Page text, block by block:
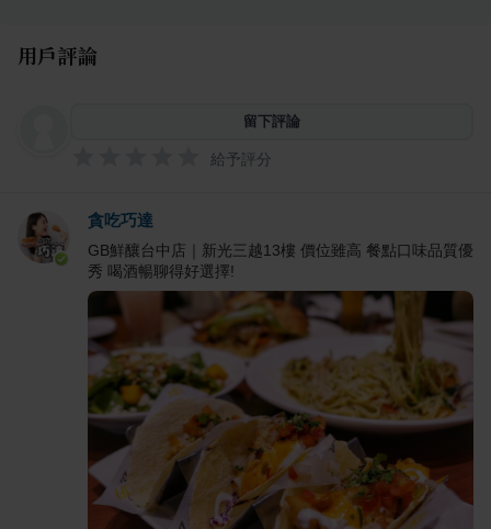
用戶評論
留下評論
給予評分
貪吃巧達
GB鮮釀台中店｜新光三越13樓 價位雖高 餐點口味品質優
秀 喝酒暢聊得好選擇!